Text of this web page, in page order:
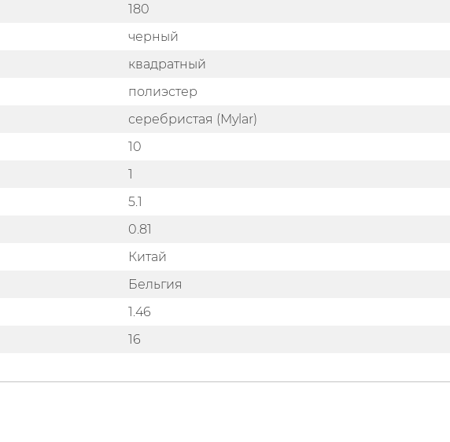
180
черный
квадратный
полиэстер
серебристая (Mylar)
10
1
5.1
0.81
Китай
Бельгия
1.46
16